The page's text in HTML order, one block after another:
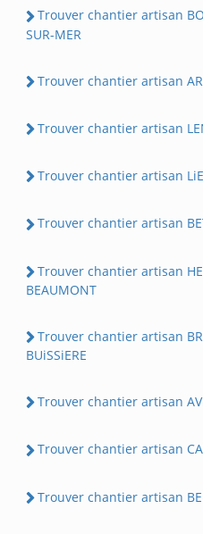
Trouver chantier artisan
SUR-MER
Trouver chantier artisan
Trouver chantier artisan
Trouver chantier artisan
Trouver chantier artisan
Trouver chantier artisan
BEAUMONT
Trouver chantier artisan
BUiSSiERE
Trouver chantier artisan
Trouver chantier artisan
Trouver chantier artisan